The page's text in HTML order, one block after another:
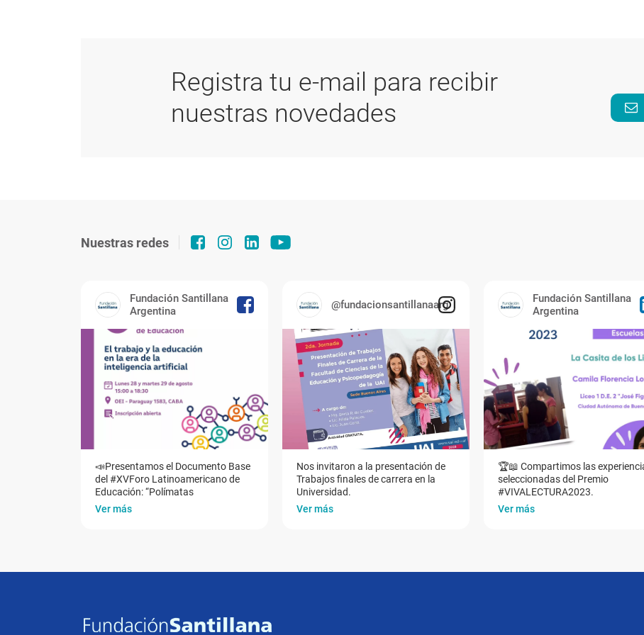
Registra tu e-mail para recibir
nuestras novedades
Nuestras redes
Fundación Santillana
Argentina
📣Presentamos el Documento Base
del #XVForo Latinoamericano de
Educación: “Polímatas
Ver más
@fundacionsantillanaarg
Nos invitaron a la presentación de
Trabajos finales de carrera en la
Universidad.
Ver más
Fundación Santillana
Argentina
🏆📖 Compartimos las
seleccionadas del Premio
#VIVALECTURA2023.
Ver más